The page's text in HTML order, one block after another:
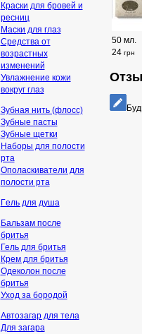
50 мл.
24 грн
Краски для бровей и
ресниц
Маски для глаз
Средства от
возрастных
изменений
Увлажнение кожи
вокруг глаз
Зубная нить (флосс)
Зубные пасты
Зубные щетки
Наборы для полости
рта
Ополаскиватели для
полости рта
Гeль для душа
Бальзам после
бритья
Гель для бритья
Крем для бритья
Одеколон после
бритья
Уход за бородой
Автозагар для тела
Для загара